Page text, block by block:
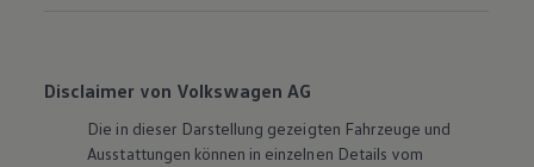
Disclaimer von Volkswagen AG
Die in dieser Darstellung gezeigten Fahrzeuge und
Ausstattungen können in einzelnen Details vom